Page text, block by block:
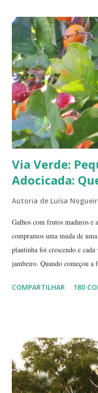
Via Verde:
Adocicada:
Autoria de Luísa
Galhos com frutos maduros e
compramos uma muda de
plantinha foi crescendo e
jambeiro. Quando começou a
pequena, tem mais ou menos
mostrar a polpa. A pele é
frutinhas possui duas
Duas frutinhas ao lado de
domingo, após a colheita.
COMPARTILHAR 180